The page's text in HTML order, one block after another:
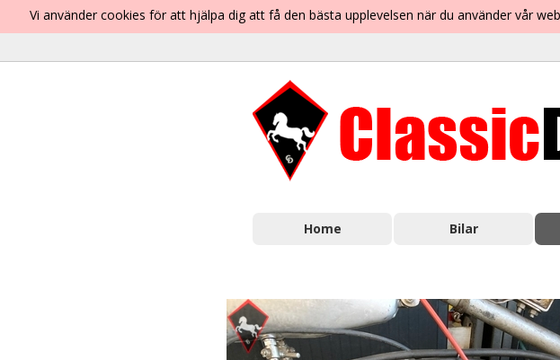
Vi använder cookies för att hjälpa dig att få den bästa upplevelsen när du använder vår
Home Bilar